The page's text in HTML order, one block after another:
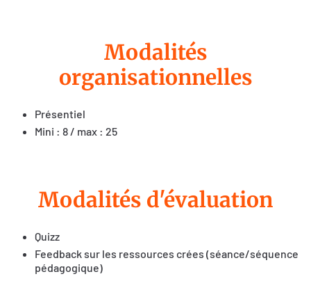
Modalités
organisationnelles
Présentiel
Mini : 8 / max : 25
Modalités d'évaluation
Quizz
Feedback sur les ressources crées (séance/séquence
pédagogique)